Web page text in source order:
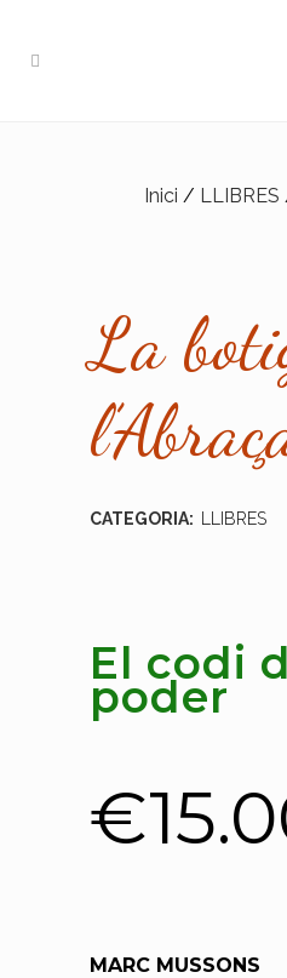
Inici / LLIBRES
La
CATEGORIA: LLIBRES
El codi
poder
€
MARC MUSSONS